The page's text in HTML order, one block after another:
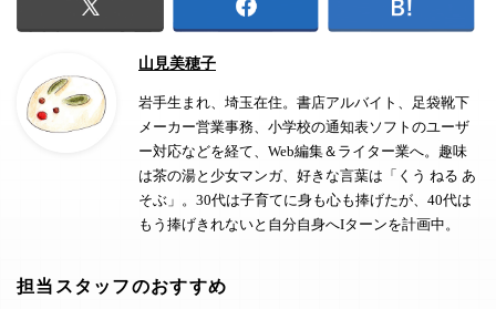
山見美穂子
岩手生まれ、埼玉在住。書店アルバイト、足袋靴下
メーカー営業事務、小学校の通知表ソフトのユーザ
ー対応などを経て、Web編集＆ライター業へ。趣味
は茶の湯と少女マンガ、好きな言葉は「くう ねる あ
そぶ」。30代は子育てに身も心も捧げたが、40代は
もう捧げきれないと自分自身へIターンを計画中。
担当スタッフのおすすめ